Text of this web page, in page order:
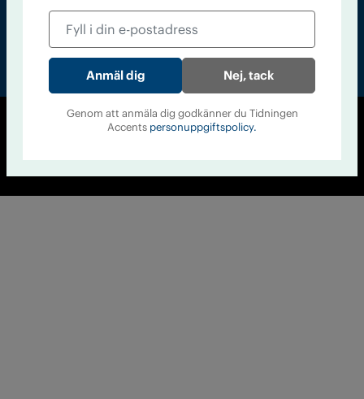
© Tidningen Accent 2026
Nej, tack
Genom att anmäla dig godkänner du Tidningen
Accents personuppgiftspolicy.